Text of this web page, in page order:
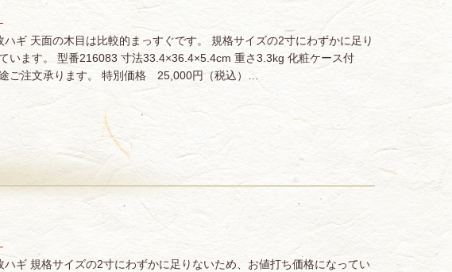
ギ 天面の木目は比較的まっすぐです。 規格サイズの2寸にわずかに足り
います。 型番216083 寸法33.4×36.4×5.4cm 重さ3.3kg 化粧ケース付
ご注文承ります。 特別価格 25,000円（税込）…
ギ 規格サイズの2寸にわずかに足りないため、お値打ち価格になってい